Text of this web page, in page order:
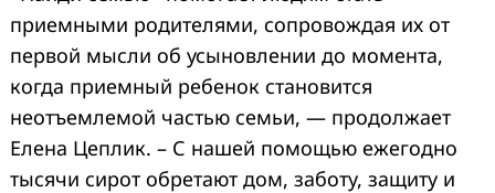
приемными родителями, сопровождая их от
первой мысли об усыновлении до момента,
когда приемный ребенок становится
неотъемлемой частью семьи, — продолжает
Елена Цеплик. – С нашей помощью ежегодно
тысячи сирот обретают дом, заботу, защиту и